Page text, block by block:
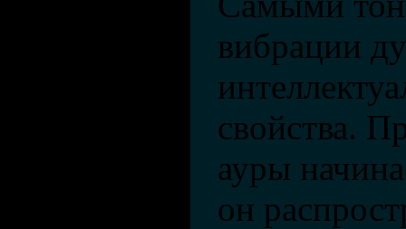
вибрации
свойства.
ауры
он